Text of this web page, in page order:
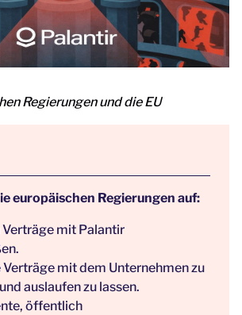
Regierungen und die EU
europäischen Regierungen auf:
Verträge mit Palantir
mit dem Unternehmen zu
auslaufen zu lassen.
öffentlich